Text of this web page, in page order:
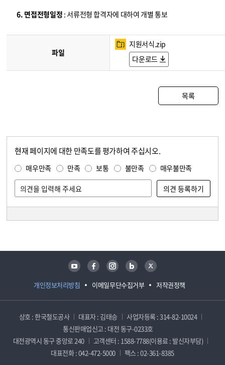
6. 면접전형일정 : 서류전형 합격자에 대하여 개별 통보
파일
지원서식.zip
다운로드
목록
현재 페이지에 대한 만족도를 평가하여 주십시오.
매우만족 만족 보통 불만족 매우불만족
개인정보처리방침 이메일무단수집거부 저작권정책
유튜브 페이스북 인스타그램 블로그 트위터
상호 : 한국철도공사 대표자 : 김태승
사업자등록 : 314-82-10024
통신판매업신고 : 대전 동구-0233호
대전광역시 동구 중앙로 240
고객센터 : 1588-7788(이용료 : 발신자부담)
대표전화 : 042-472-5000
팩스 : 02-361-8385